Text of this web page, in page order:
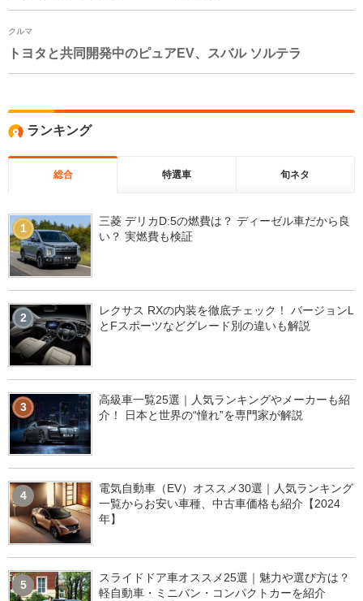
クルマ
トヨタと共同開発中のピュアEV、スバル ソルテラ
ランキング
総合 特選車 旬ネタ
1
三菱 デリカD:5の燃費は？ ディーゼル車だから良
い？ 実燃費も検証
2
レクサス RXの内装を徹底チェック！ バージョンL
とFスポーツなどグレード別の違いも解説
3
高級車一覧25選｜人気ランキングやメーカーも紹
介！ 日本と世界の“憧れ”を専門家が解説
4
電気自動車（EV）オススメ30選｜人気ランキング
一覧からお安い車種、中古車価格も紹介【2024
年】
5
スライドドア車オススメ25選｜魅力や選び方は？
軽自動車・ミニバン・コンパクトカーを紹介